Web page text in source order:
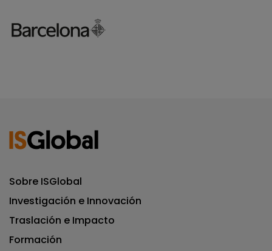
Sobre ISGlobal
Investigación e Innovación
Traslación e Impacto
Formación